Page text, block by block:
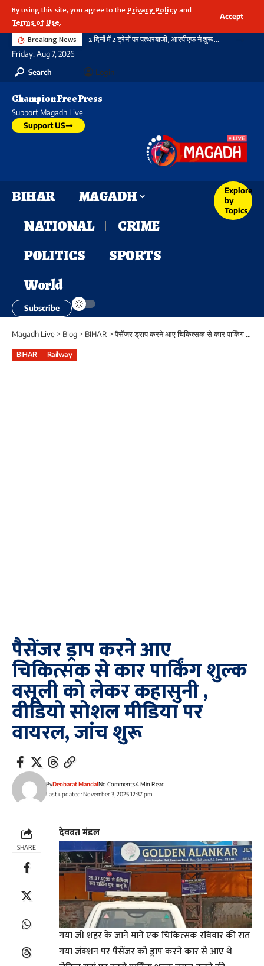
By using this site, you agree to thePrivacy Policyand
Terms of Use.
Accept
Breaking News 2 दिनों में 2 ट्रेनों पर पत्थरबाजी, आरपीएफ ने शुरू की जांच
Friday, Aug 7, 2026
Search
Login
Champion Free Press
Support Magadh Live
Support US
BIHAR
MAGADH
NATIONAL
CRIME
POLITICS
SPORTS
World
Explore
by
Topics
Subscribe
Magadh Live > Blog > BIHAR >पैसेंजर ड्राप करने आए चिकित्सक से कार पार्किंग शुल्क वसूली को लेकर कहासुनी , वीडियो सोशल मीडिया पर वायरल, जांच शुरू
BIHAR Railway
पैसेंजर ड्राप करने आए
चिकित्सक से कार पार्किंग शुल्क
वसूली को लेकर कहासुनी ,
वीडियो सोशल मीडिया पर
वायरल, जांच शुरू
Last updated: November 3, 2025 12:37 pm
ByDeobarat MandalNo Comments4 Min Read
SHARE
देवब्रत मंडल
गया जी शहर के जाने माने एक चिकित्सक रविवार की रात
गया जंक्शन पर पैसेंजर को ड्राप करने कार से आए थे